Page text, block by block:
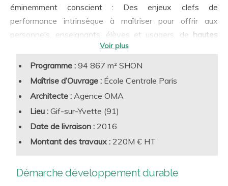
éminemment conscient : Des enjeux clefs de
performance intrinsèque à maîtriser pour offrir aux
personnels, enseignants, élèves et usagers, de hautes
Qualité de l’air intérieur (débits de renouvellement
hygrothermique, dont résilience aux futures canicules
estivales
Accessibilité, biophilie, connectivité et tous autres
facteurs de performance d’usage liés à l’attractivité et au
Lutte contre l’Effet d’Ilot de Chaleur Urbain par le
traitement bioclimatique et des espaces extérieurs
Construction et rénovation bas carbone
Programme : 94 867 m² SHON
Maîtrise d’Ouvrage : École Centrale Paris
Architecte : Agence OMA
Lieu : Gif-sur-Yvette (91)
Date de livraison : 2016
Montant des travaux : 220M € HT
Démarche développement durable